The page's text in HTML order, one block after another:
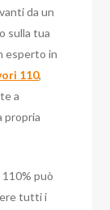
da un
sulla tua
esperto in
110,
a
propria
può
tutti i